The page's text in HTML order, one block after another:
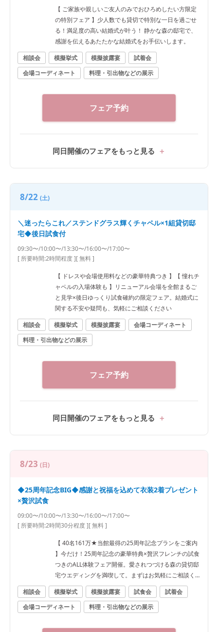
【 ご家族や親しいご友人のみでおひろめしたい方限定
の特別フェア 】少人数でも貸切で特別な一日を過ごせ
る！満足度の高い結婚式が叶う！ 静かな森の邸宅で、
感謝を伝えるあたたかな結婚式をお手伝いします。
相談会
模擬挙式 模擬披露宴
試着会
会場コーディネート
料理・引出物などの展示
フェア予約
同日開催のフェアをもっと見る
8/22 (土)
＼迷ったらこれ／ステンドグラス輝くチャペル×1組貸切邸
宅◆後日試食付
09:30〜/10:00〜/13:30〜/16:00〜/17:00〜
[ 所要時間:2時間程度][ 無料 ]
【 ドレスや会場使用料などの豪華特典つき 】【 憧れチ
ャペルの入場体験も 】リニューアル会場を全館まるご
と見学×後日ゆっくり試食確約の限定フェア。結婚式に
関する不安や疑問も、気軽にご相談ください
相談会
模擬挙式 模擬披露宴
会場コーディネート
料理・引出物などの展示
フェア予約
同日開催のフェアをもっと見る
8/23 (日)
◆25周年記念BIG◆感謝と祝福を込めて衣装2着プレゼント
×贅沢試食
09:00〜/10:00〜/13:30〜/16:00〜/17:00〜
[ 所要時間:2時間30分程度][ 無料 ]
【 40名161万★当館最得の25周年記念プランをご案内
】今だけ！25周年記念の豪華特典×贅沢フレンチの試食
つきのALL体験フェア開催。愛されつづける森の貸切邸
宅ウエディングを満喫して。まずはお気軽にご相談く
ださい。
相談会 模擬挙式 模擬披露宴 試食会
試着会
会場コーディネート
料理・引出物などの展示